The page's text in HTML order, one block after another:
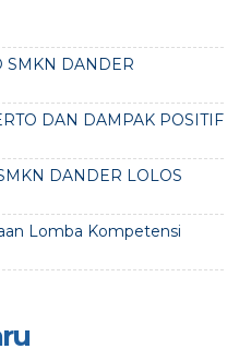
SMKN DANDER
DAN DAMPAK POSITIF
DANDER LOLOS
Lomba Kompetensi